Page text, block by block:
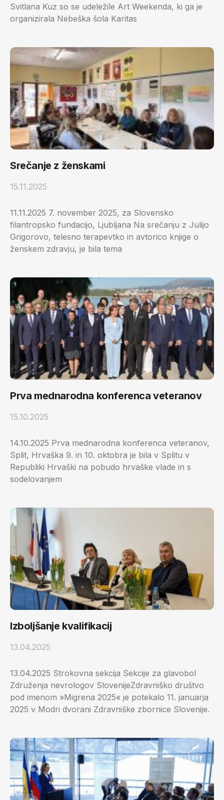
Svitlana Kuz so se udeležile Art Weekenda, ki ga je
organizirala Nebeška šola Karitas
Srečanje z ženskami
15.11.2025
11.11.2025 7. november 2025, za Slovensko
filantropsko fundacijo, Ljubljana Na srečanju z Julijo
Grigorovo, telesno terapevtko in avtorico knjige o
ženskem zdravju, je bila tema
Prva mednarodna konferenca veteranov
15.10.2025
14.10.2025 Prva mednarodna konferenca veteranov,
Split, Hrvaška 9. in 10. oktobra je bila v Splitu v
Republiki Hrvaški na pobudo hrvaške vlade in s
sodelovanjem
Izboljšanje kvalifikacij
13.04.2025
13.04.2025 Strokovna sekcija Sekcije za glavobol
Združenja nevrologov SlovenijeZdravniško društvo
pod imenom »Migrena 2025« je potekalo 11. januarja
2025 v Modri ​​dvorani Zdravniške zbornice Slovenije.